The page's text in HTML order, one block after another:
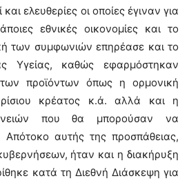
ελευθερίες οι οποίες έγιναν για
εθνικές οικονομίες και το
των συμφωνιών επηρέασε και το
Yγείας, καθώς εφαρμόστηκαν
των προϊόντων όπως η ορμονική
κρέατος κ.ά. αλλά και η
που θα μπορούσαν να
αυτής της προσπάθειας,
ήταν και η διακήρυξη
κατά τη Διεθνή Διάσκεψη για